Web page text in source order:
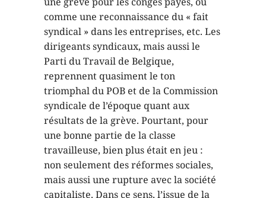
comme une reconnaissance du « fait
syndical » dans les entreprises, etc. Les
dirigeants syndicaux, mais aussi le
Parti du Travail de Belgique,
reprennent quasiment le ton
triomphal du POB et de la Commission
syndicale de l’époque quant aux
résultats de la grève. Pourtant, pour
une bonne partie de la classe
travailleuse, bien plus était en jeu :
non seulement des réformes sociales,
mais aussi une rupture avec la société
capitaliste. Dans ce sens, l’issue de la